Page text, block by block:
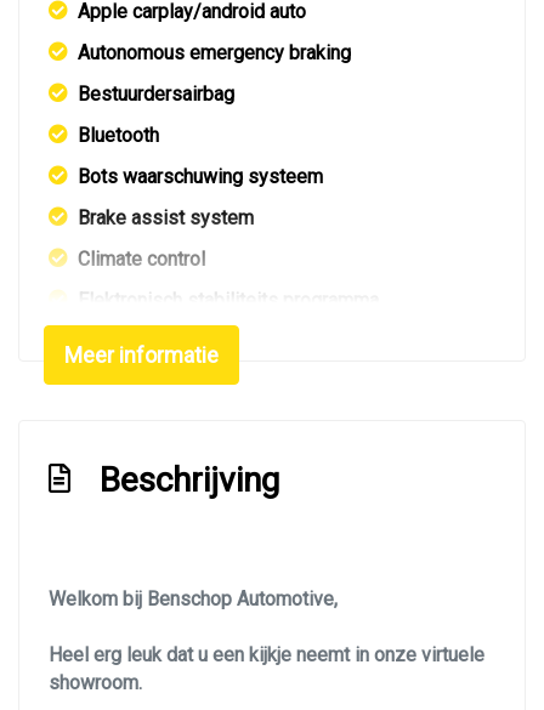
Apple carplay/android auto
Autonomous emergency braking
Bestuurdersairbag
Bluetooth
Bots waarschuwing systeem
Brake assist system
Climate control
Elektronisch stabiliteits programma
Elektronische remkrachtverdeling
Hoofd airbag(s) achter
Keyless start
Lichtmetalen velgen
Multimedia scherm standaard
Rijstrooksensor met correctie
Meer informatie
Beschrijving
Welkom bij Benschop Automotive,
Heel erg leuk dat u een kijkje neemt in onze virtuele
showroom.